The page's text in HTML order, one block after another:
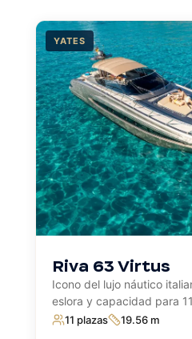
YATES
Riva 63 Virtus
Icono del lujo náutico
eslora y capacidad para
Virtus combina potencia,
11 plazas 19.56 m